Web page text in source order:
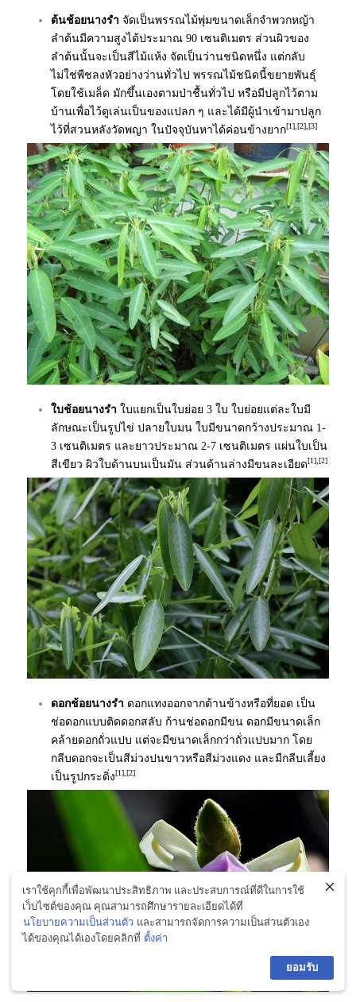
ต้นช้อยนางรำ จัดเป็นพรรณไม้พุ่มขนาดเล็กจำพวกหญ้า
ลำต้นมีความสูงได้ประมาณ 90 เซนติเมตร ส่วนผิวของ
ลำต้นนั้นจะเป็นสีไม้แห้ง จัดเป็นว่านชนิดหนึ่ง แต่กลับ
ไม่ใช่พืชลงหัวอย่างว่านทั่วไป พรรณไม้ชนิดนี้ขยายพันธุ์
โดยใช้เมล็ด มักขึ้นเองตามป่าชื้นทั่วไป หรือมีปลูกไว้ตาม
บ้านเพื่อไว้ดูเล่นเป็นของแปลก ๆ และได้มีผู้นำเข้ามาปลูก
ไว้ที่สวนหลังวัดพญา ในปัจจุบันหาได้ค่อนข้างยาก[1],[2],[3]
ใบช้อยนางรำ ใบแยกเป็นใบย่อย 3 ใบ ใบย่อยแต่ละใบมี
ลักษณะเป็นรูปไข่ ปลายใบมน ใบมีขนาดกว้างประมาณ 1-
3 เซนติเมตร และยาวประมาณ 2-7 เซนติเมตร แผ่นใบเป็น
สีเขียว ผิวใบด้านบนเป็นมัน ส่วนด้านล่างมีขนละเอียด[1],[2]
ดอกช้อยนางรำ ดอกแทงออกจากด้านข้างหรือที่ยอด เป็น
ช่อดอกแบบติดดอกสลับ ก้านช่อดอกมีขน ดอกมีขนาดเล็ก
คล้ายดอกถั่วแปบ แต่จะมีขนาดเล็กกว่าถั่วแปบมาก โดย
กลีบดอกจะเป็นสีม่วงปนขาวหรือสีม่วงแดง และมีกลีบเลี้ยง
เป็นรูปกระดิ่ง[1],[2]
เราใช้คุกกี้เพื่อพัฒนาประสิทธิภาพ และประสบการณ์ที่ดีในการใช้
เว็บไซต์ของคุณ คุณสามารถศึกษารายละเอียดได้ที่
นโยบายความเป็นส่วนตัว และสามารถจัดการความเป็นส่วนตัวเอง
ได้ของคุณได้เองโดยคลิกที่ ตั้งค่า
ยอมรับ